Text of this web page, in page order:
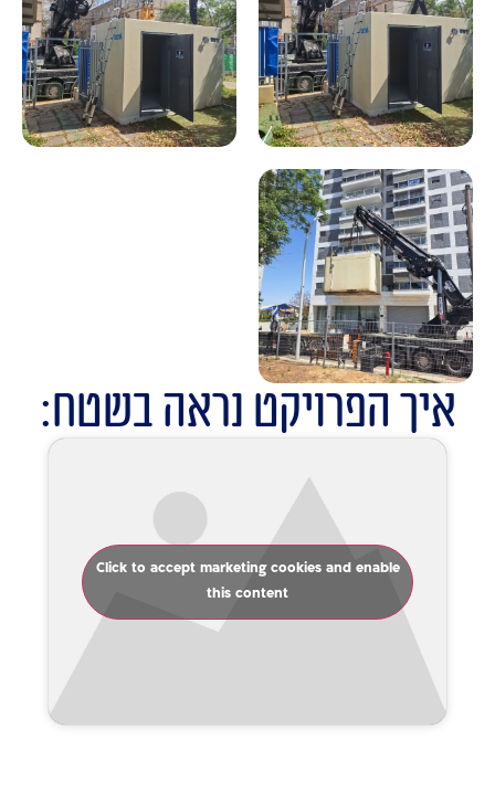
איך הפרויקט נראה בשטח:
Click to accept marketing cookies and enable
this content